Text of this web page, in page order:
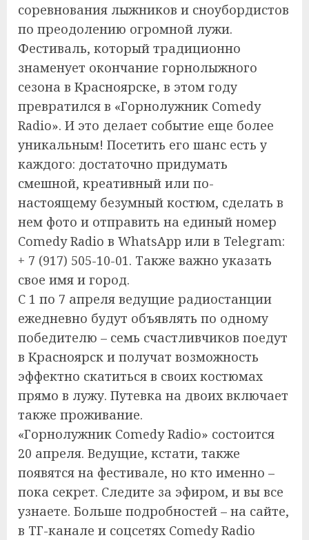
соревнования лыжников и сноубордистов
по преодолению огромной лужи.
Фестиваль, который традиционно
знаменует окончание горнолыжного
сезона в Красноярске, в этом году
превратился в «Горнолужник Comedy
Radio». И это делает событие еще более
уникальным! Посетить его шанс есть у
каждого: достаточно придумать
смешной, креативный или по-
настоящему безумный костюм, сделать в
нем фото и отправить на единый номер
Comedy Radio в WhatsApp или в Telegram:
+ 7 (917) 505-10-01. Также важно указать
свое имя и город.
С 1 по 7 апреля ведущие радиостанции
ежедневно будут объявлять по одному
победителю – семь счастливчиков поедут
в Красноярск и получат возможность
эффектно скатиться в своих костюмах
прямо в лужу. Путевка на двоих включает
также проживание.
«Горнолужник Comedy Radio» состоится
20 апреля. Ведущие, кстати, также
появятся на фестивале, но кто именно –
пока секрет. Следите за эфиром, и вы все
узнаете. Больше подробностей – на сайте,
в ТГ-канале и соцсетях Comedy Radio